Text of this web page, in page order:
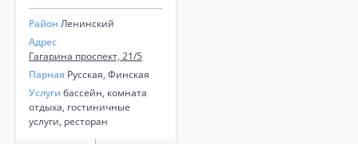
Район Ленинский
Адрес
Гагарина проспект, 21/5
Парная Русская, Финская
Услуги бассейн, комната
отдыха, гостиничные
услуги, ресторан